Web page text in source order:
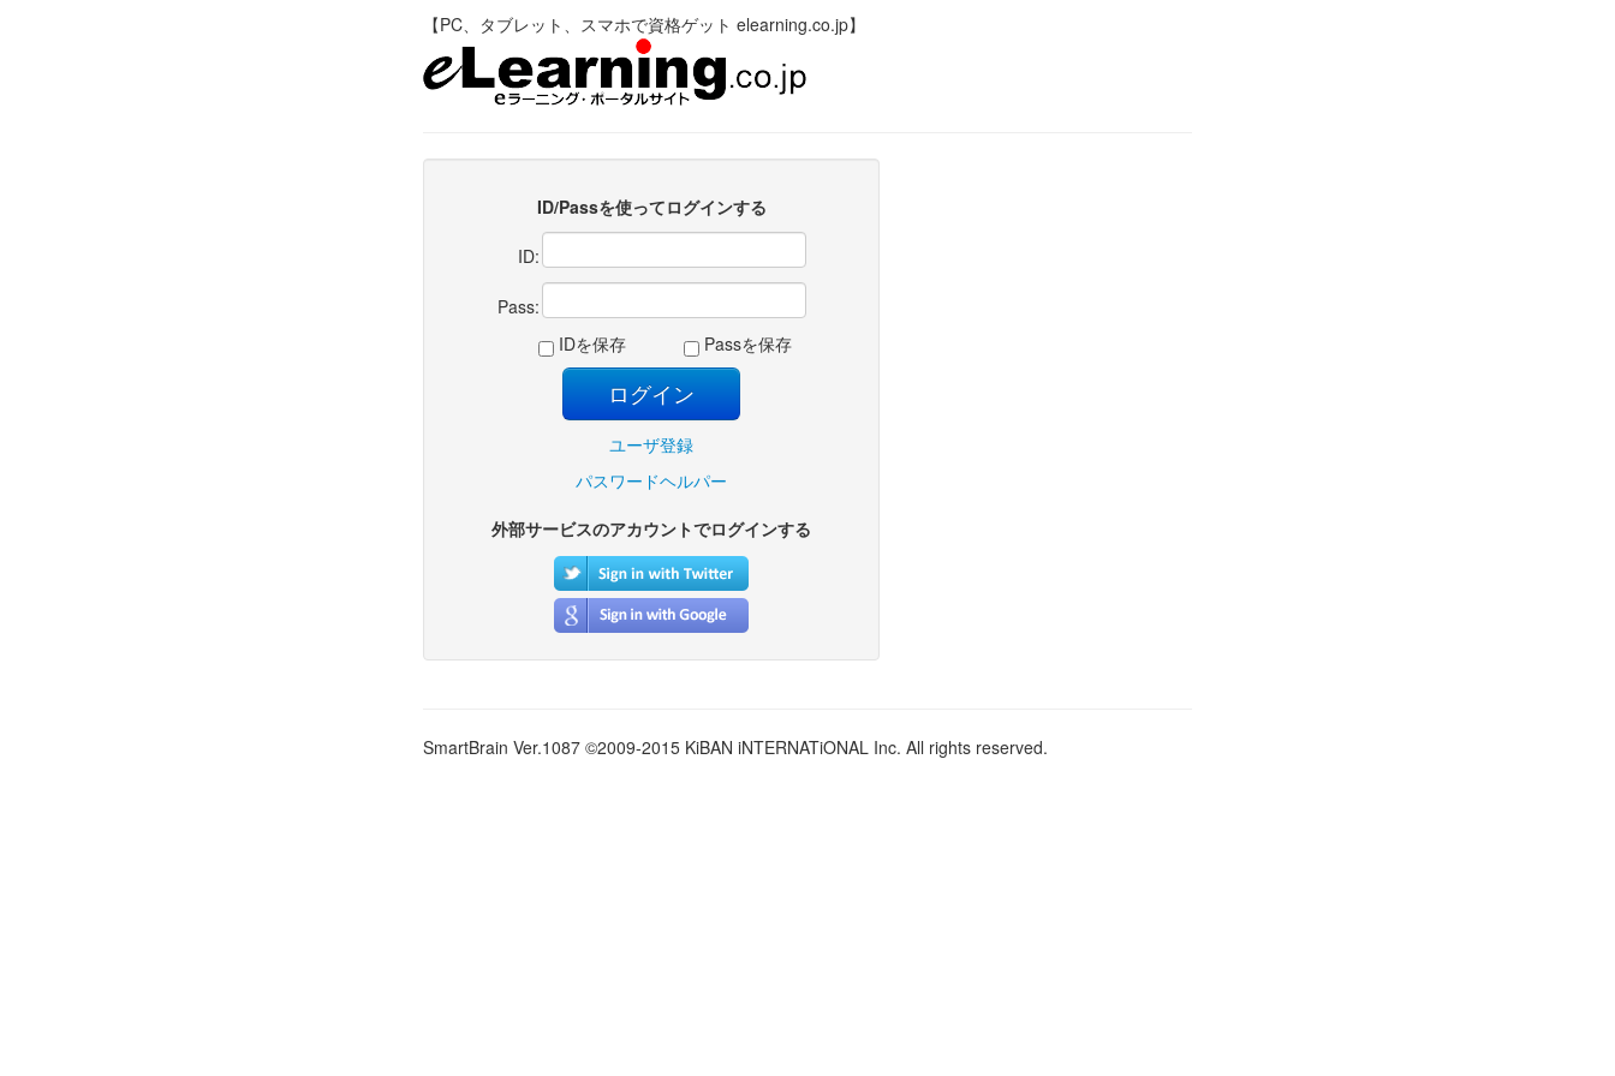
【PC、タブレット、スマホで資格ゲット elearning.co.jp】
ID/Passを使ってログインする
ID:
Pass:
IDを保存
Passを保存
ユーザ登録
パスワードヘルパー
外部サービスのアカウントでログインする
SmartBrain Ver.1087 ©2009-2015 KiBAN iNTERNATiONAL Inc. All rights reserved.